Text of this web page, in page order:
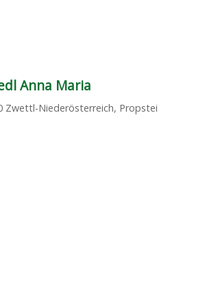
Anna Maria
Zwettl-Niederösterreich, Propstei